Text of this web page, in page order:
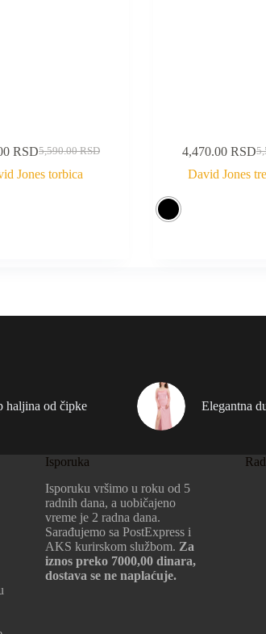
5,590.00RSD
RSD
Jones torbica
4,470.00 RSD
David Jones
haljina od čipke Elegantna
Isporuka
Isporuku vršimo u roku od 5
radnih dana, a uobičajeno
vreme je 2 radna dana.
Sarađujemo sa PostExpress i
AKS kurirskom službom. Za
iznos preko 7000,00 dinara,
dostava se ne naplaćuje.